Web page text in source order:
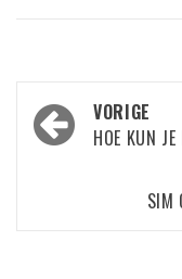
Bericht
navigatie
VORIGE
HOE KUN JE
SIM